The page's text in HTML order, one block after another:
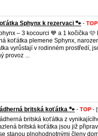
Sphynx k rezervaci 🐾 - TOP
– 3 kocourci 💙 a 1 kočička
koťátka plemene Sphynx,
vyrůstají v rodinném prostředí,
provoz ...
britská koťátka 🐾 - TOP -
britská koťátka z
britská koťátka jsou již
stanou plnohodnotnými členy